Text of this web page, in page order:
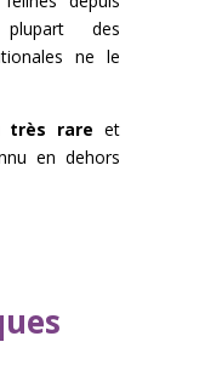
des
ne le
très rare et
en dehors